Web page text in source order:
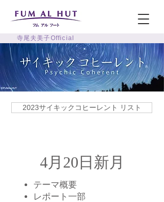
寺尾夫美子Official
2023サイキックコヒーレント リスト
4月20日新月
テーマ概要
​レポート一部